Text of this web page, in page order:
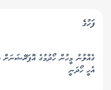
ފަހުގެ
ގެއްލުނު މީހުން ހޯދުމުގެ އޮޕަރޭޝަނަށް
އެހީ ހޯދަނީ